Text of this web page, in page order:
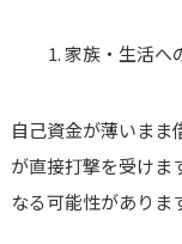
家族・生活へ
自己資金が薄いまま
が直接打撃を受けま
なる可能性がありま